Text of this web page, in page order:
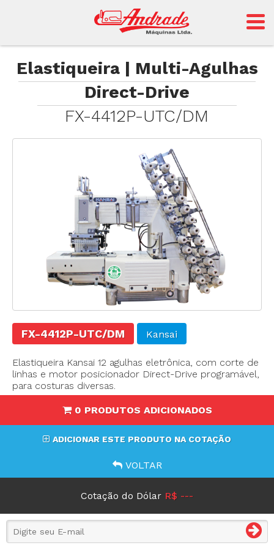
Andrade
Sansei
Elastiqueira | Multi-Agulhas
Direct-Drive
FX-4412P-UTC/DM
FX-4412P-UTC/DM Kansai
Elastiqueira Kansai 12 agulhas eletrônica, com corte de
linhas e motor posicionador Direct-Drive programável,
para costuras diversas.
0 PRODUTOS ADICIONADOS
ADICIONAR ESTE PRODUTO NA COTAÇÃO
VOLTAR
Cotação do Dólar R$ ---